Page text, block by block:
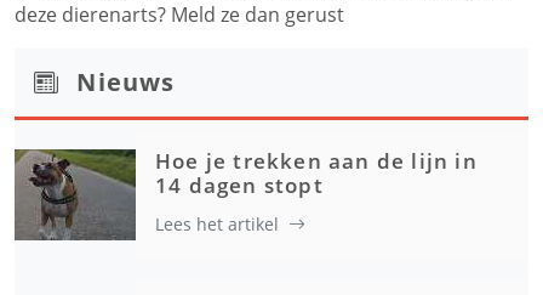
deze dierenarts? Meld ze dan gerust
Nieuws
Hoe je trekken aan de lijn in
14 dagen stopt
Lees het artikel